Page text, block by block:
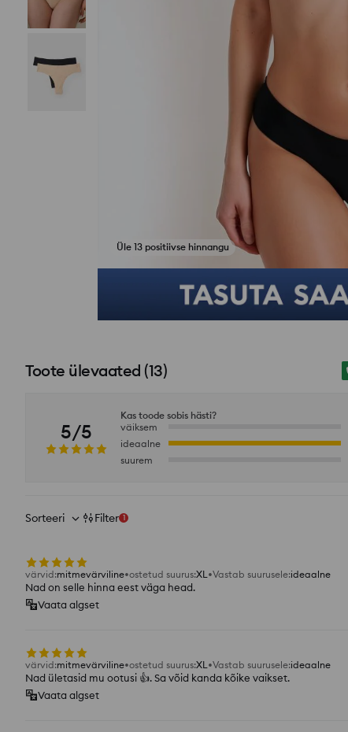
Üle 13 positiivse hinnangu
si_productpage_user_photos_button_title
Toote ülevaated (13)
5/5
Kas toode sobis hästi?
väiksem
ideaalne
suurem
Sorteeri Filter 1
värvid:mitmevärviline ostetud suurus:XL Vastab suurusele:ideaalne
Nad on selle hinna eest väga head.
Vaata algset
värvid:mitmevärviline ostetud suurus:XL Vastab suurusele:ideaalne
Nad ületasid mu ootusi 👍. Sa võid kanda kõike vaikset.
Vaata algset